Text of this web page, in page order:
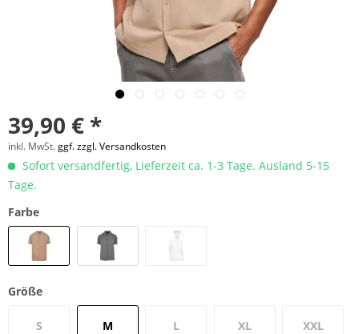
39,90 € *
inkl. MwSt.ggf. zzgl. Versandkosten
Sofort versandfertig, Lieferzeit ca. 1-3 Tage. Ausland 5-15
Tage.
Farbe
Größe
S M L XL XXL